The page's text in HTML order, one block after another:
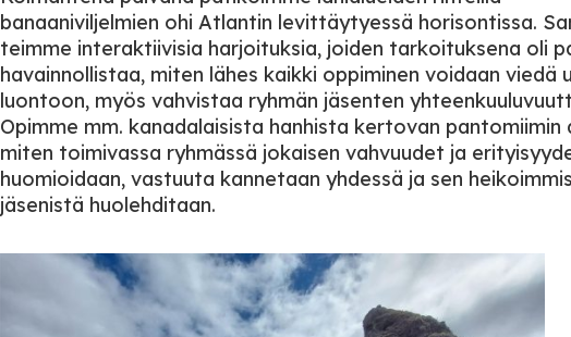
banaaniviljelmien ohi Atlantin levittäytyessä horisontissa.
teimme interaktiivisia harjoituksia, joiden tarkoituksena oli
havainnollistaa, miten lähes kaikki oppiminen voidaan viedä
luontoon, myös vahvistaa ryhmän jäsenten
Opimme mm. kanadalaisista hanhista kertovan pantomiimin
miten toimivassa ryhmässä jokaisen vahvuudet ja
huomioidaan, vastuuta kannetaan yhdessä ja sen
jäsenistä huolehditaan.